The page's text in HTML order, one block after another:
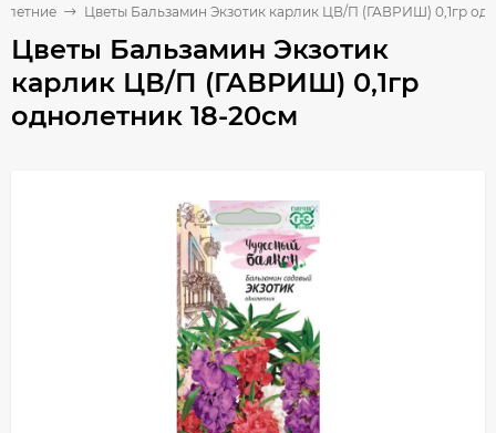
Цветы Бальзамин Экзотик карлик ЦВ/П (ГАВРИШ) 0,1гр
Цветы Бальзамин Экзотик
карлик ЦВ/П (ГАВРИШ) 0,1гр
однолетник 18-20см